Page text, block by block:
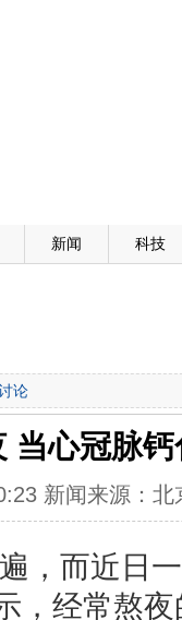
新闻 科技
论
当心冠脉钙
新闻来源：北
，而近日
，经常熬